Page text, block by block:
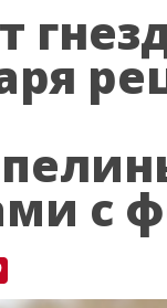
с